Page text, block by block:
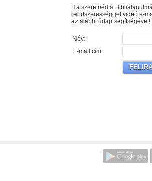
Ha szeretnéd a
rendszerességgel videó e-
az alábbi űrlap segítségével!
Név:
E-mail cím: